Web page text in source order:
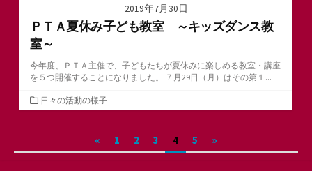
2019年7月30日
ＰＴＡ夏休み子ども教室 ～キッズダンス教
室～
今年度、ＰＴＡ主催で、子どもたちが夏休みに楽しめる教室・講座
を５つ開催することになりました。 ７月29日（月）はその第１...
カ
テ
ー
日々の活動の様子
稿
« 1 2 3 4 5 »